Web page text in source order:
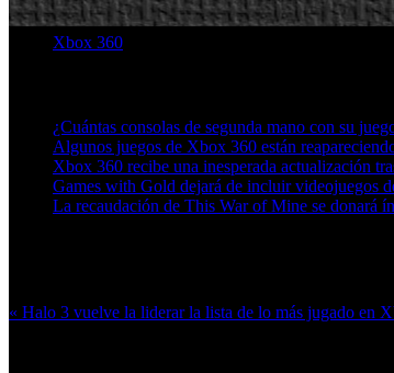
Xbox 360
¿Cuántas consolas de segunda mano con su
Algunos juegos de Xbox 360 están
Xbox 360 recibe una inesperada actualización
Games with Gold dejará de incluir videojuegos
La recaudación de This War of Mine se donará
« Halo 3 vuelve la liderar la lista de lo más jugado en